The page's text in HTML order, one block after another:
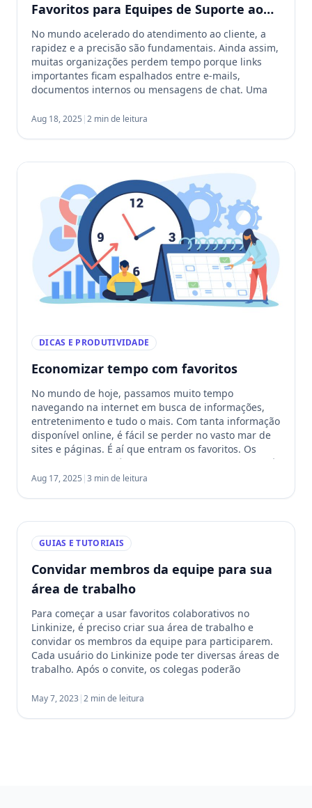
Favoritos para Equipes de Suporte ao
Cliente
No mundo acelerado do atendimento ao cliente, a
rapidez e a precisão são fundamentais. Ainda assim,
muitas organizações perdem tempo porque links
importantes ficam espalhados entre e-mails,
documentos internos ou mensagens de chat. Uma
tornando os recursos essenciais acessíveis com
Aug 18, 2025 |2 min de leitura
DICAS E PRODUTIVIDADE
Economizar tempo com favoritos
No mundo de hoje, passamos muito tempo
navegando na internet em busca de informações,
entretenimento e tudo o mais. Com tanta informação
disponível online, é fácil se perder no vasto mar de
sites e páginas. É aí que entram os favoritos. Os
favoritos são uma ótima ferramenta que pode ajudá-
lo a economizar tempo durante a […]
Aug 17, 2025 |3 min de leitura
GUIAS E TUTORIAIS
Convidar membros da equipe para sua
área de trabalho
Para começar a usar favoritos colaborativos no
Linkinize, é preciso criar sua área de trabalho e
convidar os membros da equipe para participarem.
Cada usuário do Linkinize pode ter diversas áreas de
trabalho. Após o convite, os colegas poderão
Linkinize existem três papéis possíveis:
May 7, 2023 |2 min de leitura